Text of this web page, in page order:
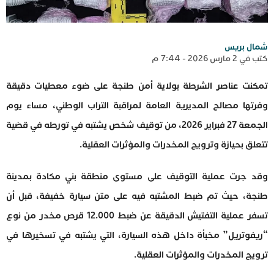
شمال بريس
كتب في 2 مارس 2026 - 7:44 م
تمكنت عناصر الشرطة بولاية أمن طنجة على ضوء معطيات دقيقة
وفرتها مصالح المديرية العامة لمراقبة التراب الوطني، مساء يوم
الجمعة 27 فبراير 2026، من توقيف شخص يشتبه في تورطه في قضية
تتعلق بحيازة وترويج المخدرات والمؤثرات العقلية.
وقد جرت عملية التوقيف على مستوى منطقة بني مكادة بمدينة
طنجة، حيث تم ضبط المشتبه فيه على متن سيارة خفيفة، قبل أن
تسفر عملية التفتيش الدقيقة عن ضبط 12.000 قرص مخدر من نوع
“ريفوتريل” مخبأة داخل هذه السيارة، التي يشتبه في تسخيرها في
ترويج المخدرات والمؤثرات العقلية.